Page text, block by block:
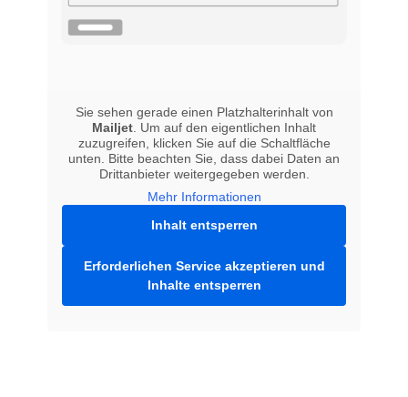
Sie sehen gerade einen Platzhalterinhalt von
Mailjet . Um auf den eigentlichen Inhalt
zuzugreifen, klicken Sie auf die Schaltfläche
unten. Bitte beachten Sie, dass dabei Daten an
Drittanbieter weitergegeben werden.
Mehr Informationen
Inhalt entsperren
Erforderlichen Service akzeptieren und
Inhalte entsperren